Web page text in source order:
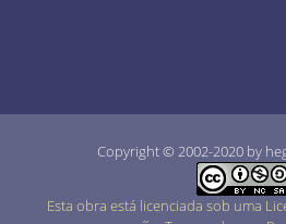
Copyright © 2002-2020 by
Esta obra está licenciada sob uma